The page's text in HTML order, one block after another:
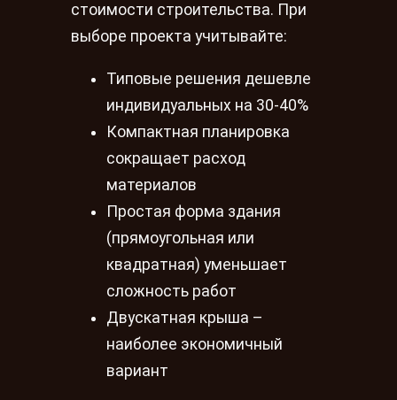
стоимости строительства. При
выборе проекта учитывайте:
Типовые решения дешевле
индивидуальных на 30-40%
Компактная планировка
сокращает расход
материалов
Простая форма здания
(прямоугольная или
квадратная) уменьшает
сложность работ
Двускатная крыша –
наиболее экономичный
вариант